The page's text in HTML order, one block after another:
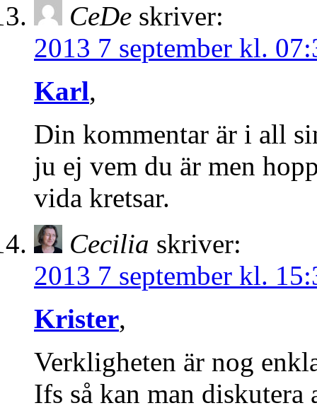
CeDe skriver:
2013 7 september kl.
Karl,
Din kommentar är i all
ju ej vem du är men
vida kretsar.
Cecilia skriver:
2013 7 september kl.
Krister,
Verkligheten är nog
Ifs så kan man